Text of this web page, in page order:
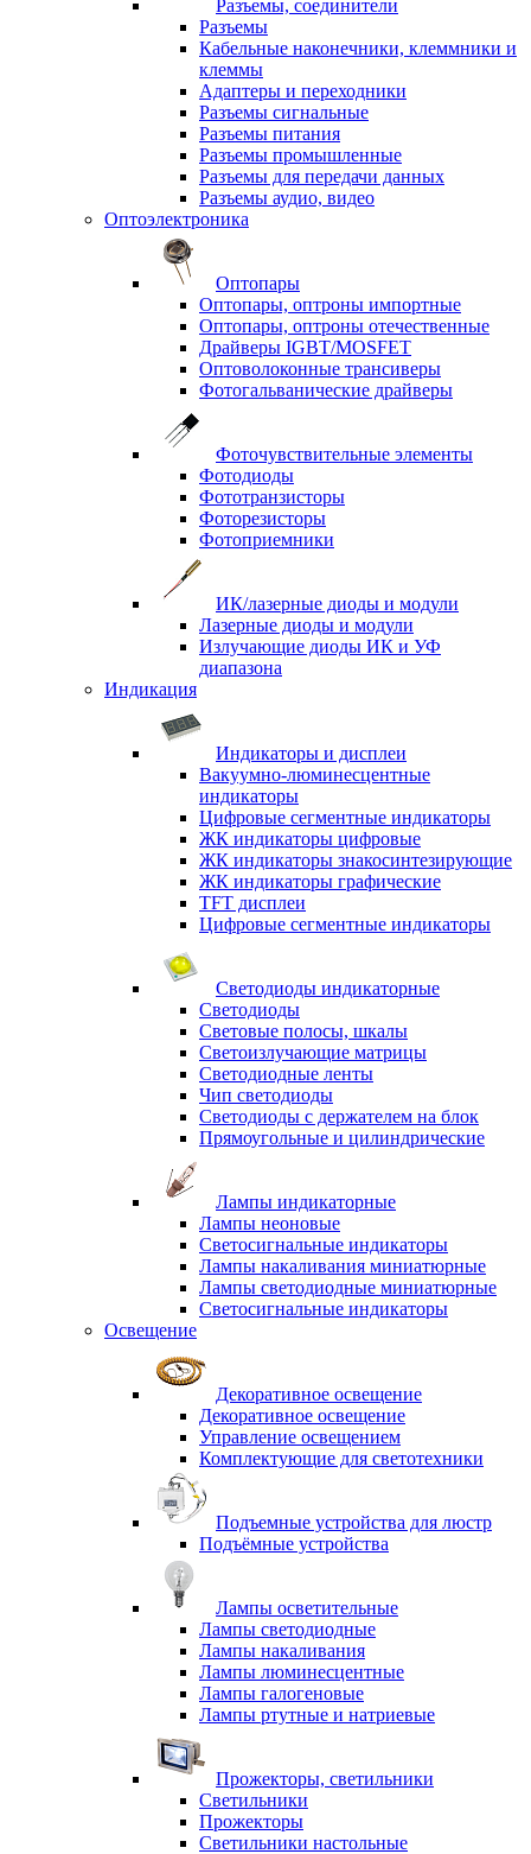
Разъемы, соединители
Разъемы
Кабельные наконечники, клеммники и
клеммы
Адаптеры и переходники
Разъемы сигнальные
Разъемы питания
Разъемы промышленные
Разъемы для передачи данных
Разъемы аудио, видео
Оптоэлектроника
Оптопары
Оптопары, оптроны импортные
Оптопары, оптроны отечественные
Драйверы IGBT/MOSFET
Оптоволоконные трансиверы
Фотогальванические драйверы
Фоточувствительные элементы
Фотодиоды
Фототранзисторы
Фоторезисторы
Фотоприемники
ИК/лазерные диоды и модули
Лазерные диоды и модули
Излучающие диоды ИК и УФ
диапазона
Индикация
Индикаторы и дисплеи
Вакуумно-люминесцентные
индикаторы
Цифровые сегментные индикаторы
ЖК индикаторы цифровые
ЖК индикаторы знакосинтезирующие
ЖК индикаторы графические
TFT дисплеи
Цифровые сегментные индикаторы
Светодиоды индикаторные
Светодиоды
Световые полосы, шкалы
Светоизлучающие матрицы
Светодиодные ленты
Чип светодиоды
Светодиоды с держателем на блок
Прямоугольные и цилиндрические
Лампы индикаторные
Лампы неоновые
Светосигнальные индикаторы
Лампы накаливания миниатюрные
Лампы светодиодные миниатюрные
Светосигнальные индикаторы
Освещение
Декоративное освещение
Декоративное освещение
Управление освещением
Комплектующие для светотехники
Подъемные устройства для люстр
Подъёмные устройства
Лампы осветительные
Лампы светодиодные
Лампы накаливания
Лампы люминесцентные
Лампы галогеновые
Лампы ртутные и натриевые
Прожекторы, светильники
Светильники
Прожекторы
Светильники настольные